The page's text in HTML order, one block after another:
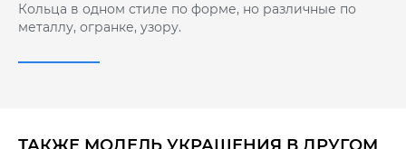
Кольца в одном стиле по форме, но различные по
металлу, огранке, узору.